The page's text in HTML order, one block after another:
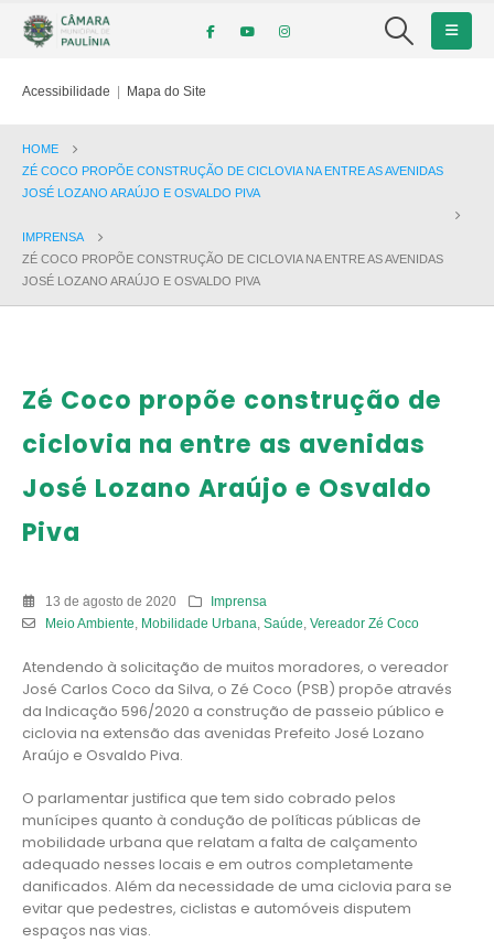
Acessibilidade | Mapa do Site
HOME
ZÉ COCO PROPÕE CONSTRUÇÃO DE CICLOVIA NA ENTRE AS AVENIDAS
JOSÉ LOZANO ARAÚJO E OSVALDO PIVA
IMPRENSA
ZÉ COCO PROPÕE CONSTRUÇÃO DE CICLOVIA NA ENTRE AS AVENIDAS
JOSÉ LOZANO ARAÚJO E OSVALDO PIVA
Zé Coco propõe construção de
ciclovia na entre as avenidas
José Lozano Araújo e Osvaldo
Piva
13 de agosto de 2020
Imprensa
Meio Ambiente
Mobilidade Urbana Saúde Vereador Zé Coco
Atendendo à solicitação de muitos moradores, o vereador
José Carlos Coco da Silva, o Zé Coco (PSB) propõe através
da Indicação 596/2020 a construção de passeio público e
ciclovia na extensão das avenidas Prefeito José Lozano
Araújo e Osvaldo Piva.
O parlamentar justifica que tem sido cobrado pelos
munícipes quanto à condução de políticas públicas de
mobilidade urbana que relatam a falta de calçamento
adequado nesses locais e em outros completamente
danificados. Além da necessidade de uma ciclovia para se
evitar que pedestres, ciclistas e automóveis disputem
espaços nas vias.